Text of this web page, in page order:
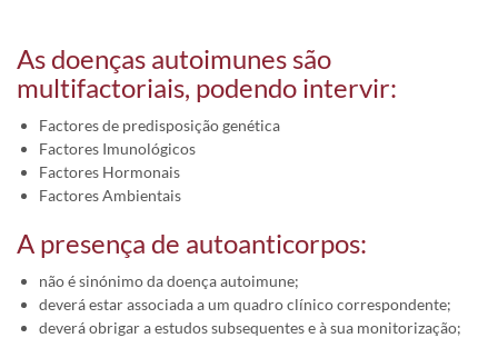
As doenças autoimunes são
multifactoriais, podendo intervir:
Factores de predisposição genética
Factores Imunológicos
Factores Hormonais
Factores Ambientais
A presença de autoanticorpos:
não é sinónimo da doença autoimune;
deverá estar associada a um quadro clínico correspondente;
deverá obrigar a estudos subsequentes e à sua monitorização;